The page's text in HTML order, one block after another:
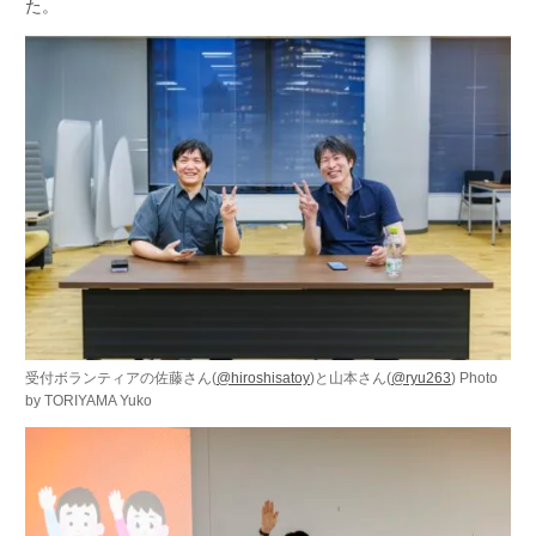
た。
受付ボランティアの佐藤さん(@hiroshisatoy)と山本さん(@ryu263) Photo
by TORIYAMA Yuko